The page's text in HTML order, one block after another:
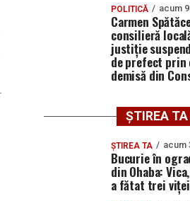
POLITICĂ acum
Carmen
consilieră
justiție
de prefect prin
demisă din
ȘTIREA TA
ȘTIREA TA acum
Bucurie în
din Ohaba:
a fătat trei